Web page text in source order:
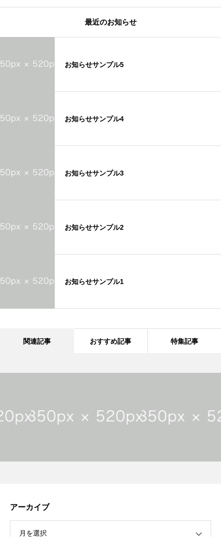
最近のお知らせ
お知らせサンプル5
お知らせサンプル4
お知らせサンプル3
お知らせサンプル2
お知らせサンプル1
関連記事 おすすめ記事 特集記事
アーカイブ
月を選択